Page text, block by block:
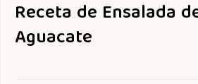
Receta de Ensalada
Aguacate